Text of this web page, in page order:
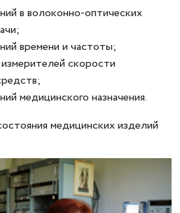
в волоконно-оптических
времени и частоты;
скорости
медицинского назначения.
медицинских изделий